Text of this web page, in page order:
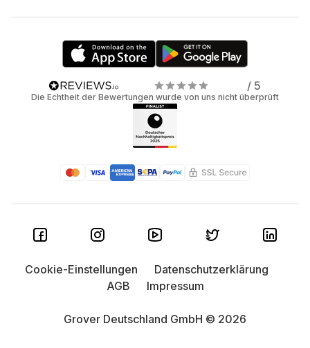
/ 5
Die Echtheit der Bewertungen wurde von uns nicht überprüft
Grover Deutschland GmbH © 2026
Cookie-Einstellungen
Datenschutzerklärung
AGB
Impressum